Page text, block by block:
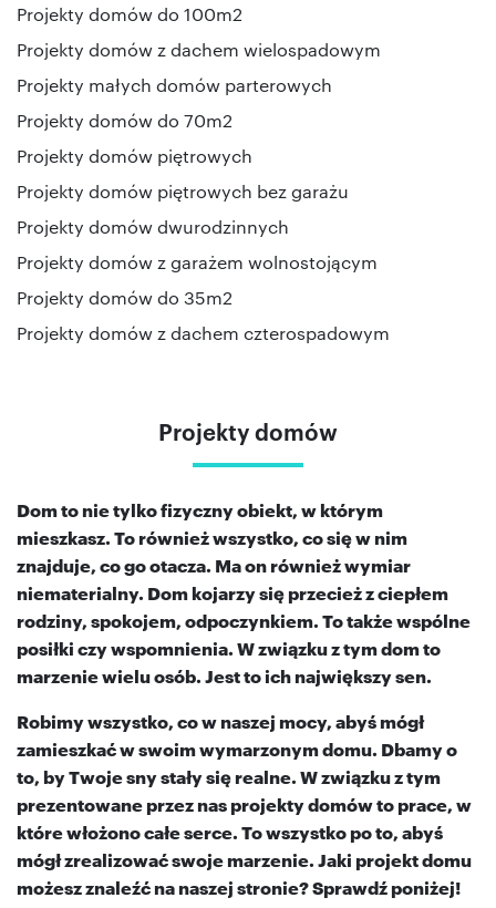
Projekty domów do 100m2
Projekty domów z dachem wielospadowym
Projekty małych domów parterowych
Projekty domów do 70m2
Projekty domów piętrowych
Projekty domów piętrowych bez garażu
Projekty domów dwurodzinnych
Projekty domów z garażem wolnostojącym
Projekty domów do 35m2
Projekty domów z dachem czterospadowym
Projekty domów
Dom to nie tylko fizyczny obiekt, w którym
mieszkasz. To również wszystko, co się w nim
znajduje, co go otacza. Ma on również wymiar
niematerialny. Dom kojarzy się przecież z ciepłem
rodziny, spokojem, odpoczynkiem. To także wspólne
posiłki czy wspomnienia. W związku z tym dom to
marzenie wielu osób. Jest to ich największy sen.
Robimy wszystko, co w naszej mocy, abyś mógł
zamieszkać w swoim wymarzonym domu. Dbamy o
to, by Twoje sny stały się realne. W związku z tym
prezentowane przez nas projekty domów to prace, w
które włożono całe serce. To wszystko po to, abyś
mógł zrealizować swoje marzenie. Jaki projekt domu
możesz znaleźć na naszej stronie? Sprawdź poniżej!